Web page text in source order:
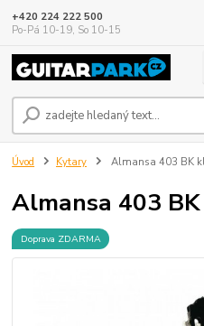
+420 224 222 500
Po-Pá 10-19, So 10-15
Úvod Kytary Almansa 403 BK
Almansa 403
Doprava ZDARMA